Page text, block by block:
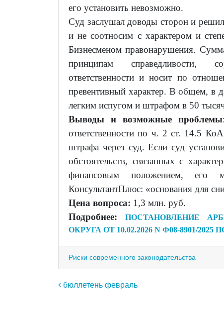
его установить невозможно.
Суд заслушал доводы сторон и
и не соотносим с характером и
Бизнесменом правонарушения.
принципам справедливости,
ответственности и носит по
превентивный характер. В общем, в
легким испугом и штрафом в 50
Выводы и возможные проблемы
ответственности по ч. 2 ст. 14.5
штрафа через суд. Если суд
обстоятельств, связанных с
финансовым положением, его
КонсультантПлюс: «основания для
Цена вопроса: 1,3 млн. руб.
Подробнее:
ПОСТАНОВЛЕНИЕ
ОКРУГА ОТ 10.02.2026 N Ф08-8901/2025
Риски современного законодательства
Навигация по записям
бюллетень февраль